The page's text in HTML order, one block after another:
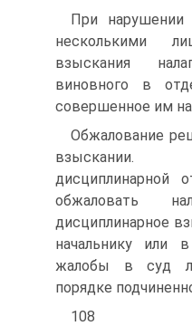
При нарушении
несколькими
взыскания
виновного в
совершенное им
Обжалование
взыскании.
дисциплинарной
обжаловать
дисциплинарное
начальнику или
жалобы в суд
порядке
108